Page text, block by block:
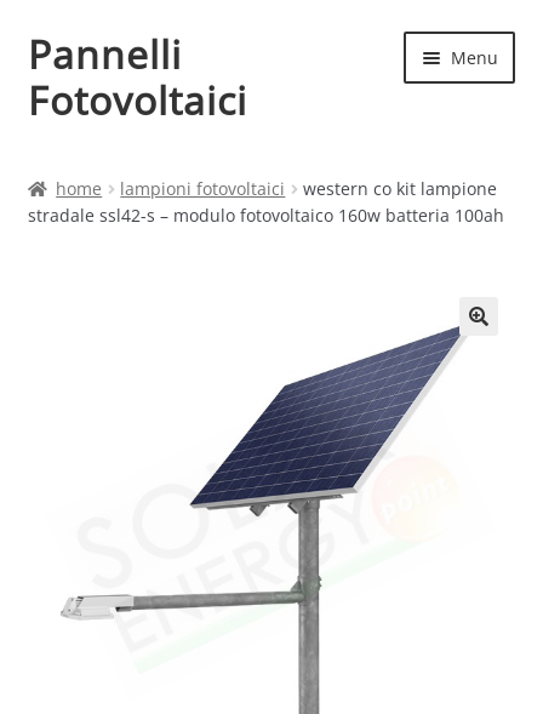
Vai
alla
navigazione
Vai
al
contenuto
Pannelli
Fotovoltaici
Menu
Cart
Sample Page
home lampioni fotovoltaici
western co kit lampione
stradale ssl42-s – modulo fotovoltaico 160w batteria 100ah